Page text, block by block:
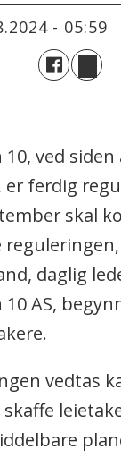
- 05:59
ved
er ferdig
skal
daglig
AS,
vedtas